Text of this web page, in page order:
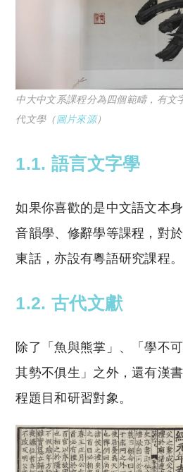
中大中文系課程分為四個範疇，有文
代文學（圖片來源）
1.1. 語言文字學
如果你喜歡的是中文語文本
音韻學、修辭學等課程，對
東話，亦設有粵語研究課程。
1.2. 古代文獻
除了「魚與熊掌」、「學不
其勢不俱生」之外，還有漢
程題目和研習對象。